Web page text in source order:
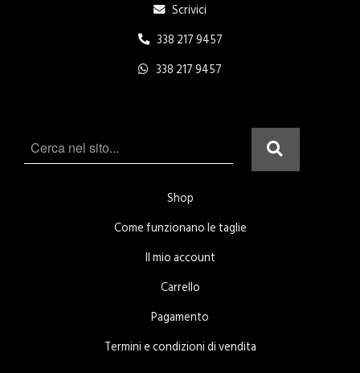
Scrivici
338 217 9457
338 217 9457
Shop
Come funzionano le taglie
Il mio account
Carrello
Pagamento
Termini e condizioni di vendita